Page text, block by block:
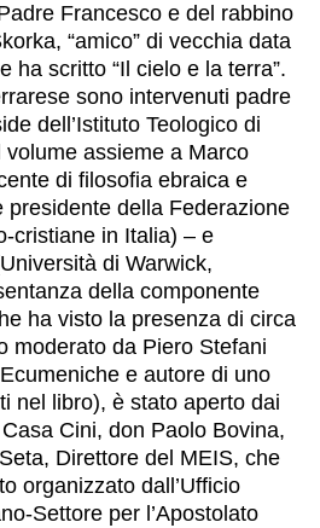
Francesco e del rabbino
“amico” di vecchia data
ha scritto “Il cielo e la terra”.
sono intervenuti padre
dell’Istituto Teologico di
assieme a Marco
di filosofia ebraica e
presidente della Federazione
cristiane in Italia) – e
di Warwick,
della componente
ha visto la presenza di circa
moderato da Piero Stefani
e autore di uno
nel libro), è stato aperto dai
Cini, don Paolo Bovina,
Direttore del MEIS, che
organizzato dall’Ufficio
Settore per l’Apostolato